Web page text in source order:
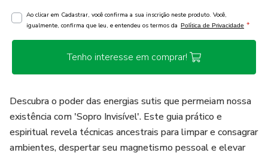
Ao clicar em Cadastrar, você confirma a sua inscrição neste produto. Você,
igualmente, confirma que leu, e entendeu os termos da Política de Privacidade *
Tenho interesse em comprar!
Descubra o poder das energias sutis que permeiam nossa
existência com 'Sopro Invisível'. Este guia prático e
espiritual revela técnicas ancestrais para limpar e consagrar
ambientes, despertar seu magnetismo pessoal e elevar